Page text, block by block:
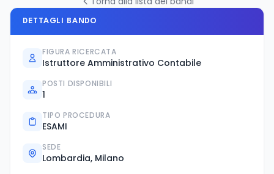
DETTAGLI BANDO
FIGURA RICERCATA
Istruttore Amministrativo Contabile
POSTI DISPONIBILI
1
TIPO PROCEDURA
ESAMI
SEDE
Lombardia, Milano